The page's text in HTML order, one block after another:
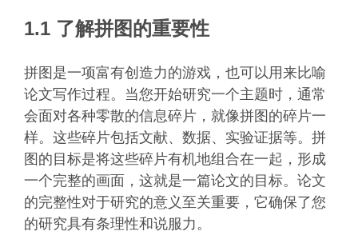
1.1 了解拼图的重要性
拼图是一项富有创造力的游戏，也可以用来比喻
论文写作过程。当您开始研究一个主题时，通常
会面对各种零散的信息碎片，就像拼图的碎片一
样。这些碎片包括文献、数据、实验证据等。拼
图的目标是将这些碎片有机地组合在一起，形成
一个完整的画面，这就是一篇论文的目标。论文
的完整性对于研究的意义至关重要，它确保了您
的研究具有条理性和说服力。